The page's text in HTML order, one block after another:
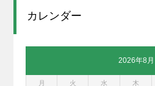
カレンダー
2026年8月
月 火 水 木